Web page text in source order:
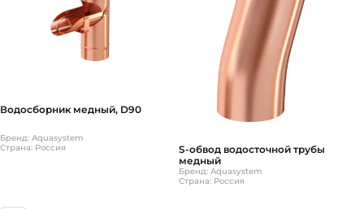
Водосборник медный, D90
Бренд: Aquasystem
Страна: Россия
S-обвод водосточной трубы
медный
Бренд: Aquasystem
Страна: Россия